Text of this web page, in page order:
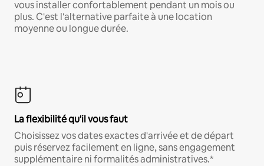
vous installer confortablement pendant un mois ou
plus. C'est l'alternative parfaite à une location
moyenne ou longue durée.
La flexibilité qu'il vous faut
Choisissez vos dates exactes d'arrivée et de départ
puis réservez facilement en ligne, sans engagement
supplémentaire ni formalités administratives.*